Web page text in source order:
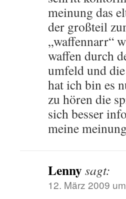
meinung das
der großteil
„waffennarr“
waffen durch
umfeld und
hat ich bin es
zu hören die
sich besser
meine meinung
Lennysagt:
12. März 2009